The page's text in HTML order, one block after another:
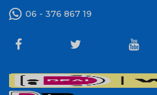
06 - 376 867 19